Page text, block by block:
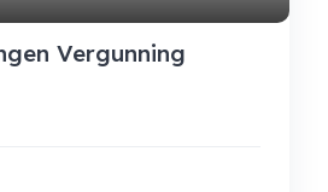
Vergunning